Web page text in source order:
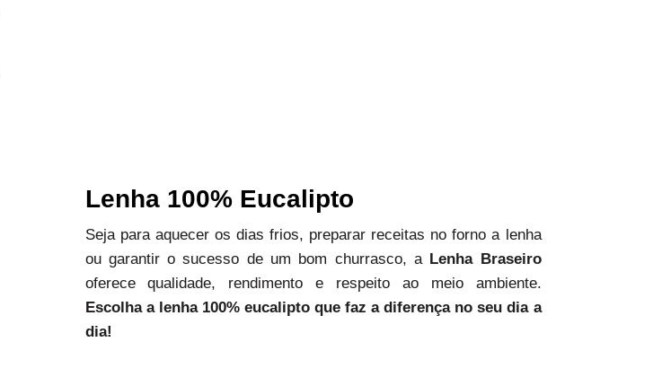
Lenha 100% Eucalipto
Seja para aquecer os dias frios, preparar receitas no forno a lenha
ou garantir o sucesso de um bom churrasco, a Lenha Braseiro
oferece qualidade, rendimento e respeito ao meio ambiente.
Escolha a lenha 100% eucalipto que faz a diferença no seu dia a
dia!